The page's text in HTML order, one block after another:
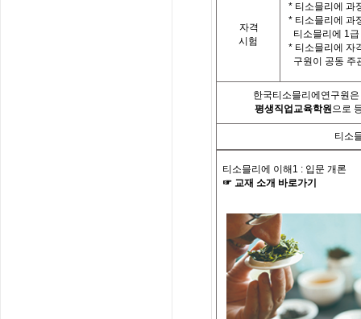
자격
시험
* 티소믈리에 과
* 티소믈리에 과
티소믈리에 1
* 티소믈리에 자
구원이 공동 주
한국티소믈리에연구원
평생직업교육학원으로
티소
티소믈리에 이해 1 : 입문 개론
☞ 교재 소개 바로가기